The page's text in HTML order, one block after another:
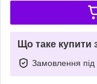
Що таке купити
Замовлення під